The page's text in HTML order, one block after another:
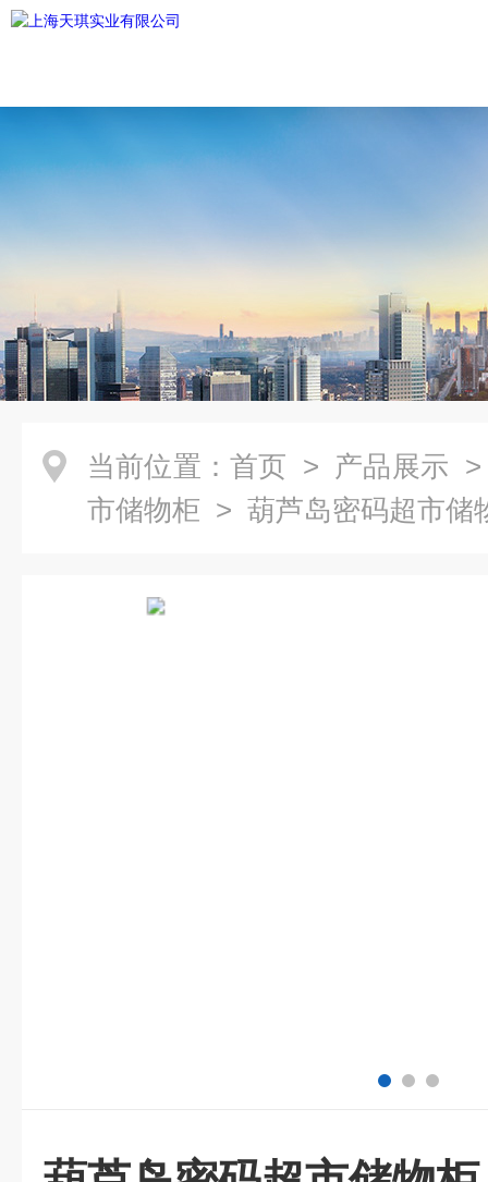
当前位置： 首页 > 产品展示
市储物柜 > 葫芦岛密码超市储